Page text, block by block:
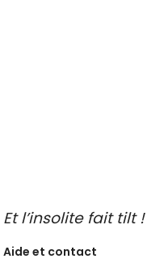
Et l’insolite fait tilt !
Aide et contact